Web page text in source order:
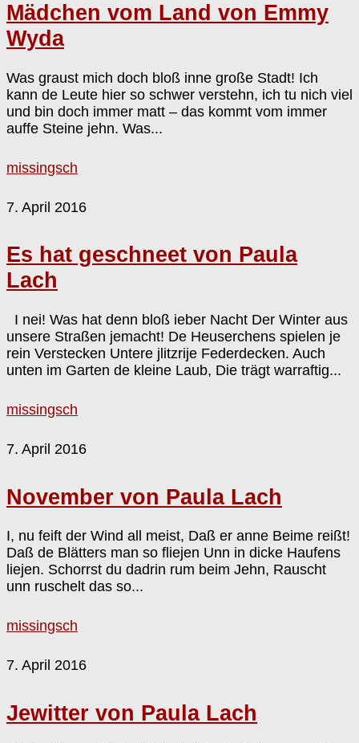
Mädchen vom Land von Emmy
Wyda
Was graust mich doch bloß inne große Stadt! Ich
kann de Leute hier so schwer verstehn, ich tu nich viel
und bin doch immer matt – das kommt vom immer
auffe Steine jehn. Was...
missingsch
7. April 2016
Es hat geschneet von Paula
Lach
I nei! Was hat denn bloß ieber Nacht Der Winter aus
unsere Straßen jemacht! De Heuserchens spielen je
rein Verstecken Untere jlitzrije Federdecken. Auch
unten im Garten de kleine Laub, Die trägt warraftig...
missingsch
7. April 2016
November von Paula Lach
I, nu feift der Wind all meist, Daß er anne Beime reißt!
Daß de Blätters man so fliejen Unn in dicke Haufens
liejen. Schorrst du dadrin rum beim Jehn, Rauscht
unn ruschelt das so...
missingsch
7. April 2016
Jewitter von Paula Lach